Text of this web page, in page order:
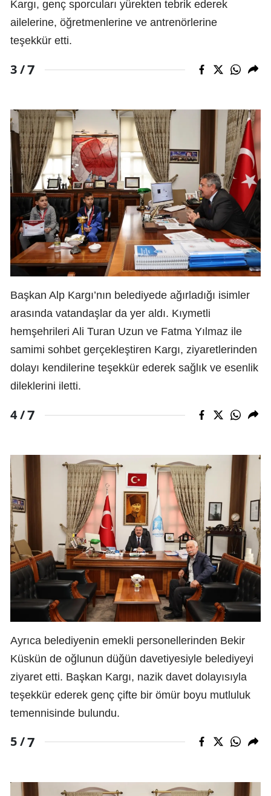
Kargı, genç sporcuları yürekten tebrik ederek
ailelerine, öğretmenlerine ve antrenörlerine
teşekkür etti.
3 /7
Başkan Alp Kargı’nın belediyede ağırladığı isimler
arasında vatandaşlar da yer aldı. Kıymetli
hemşehrileri Ali Turan Uzun ve Fatma Yılmaz ile
samimi sohbet gerçekleştiren Kargı, ziyaretlerinden
dolayı kendilerine teşekkür ederek sağlık ve esenlik
dileklerini iletti.
4 /7
Ayrıca belediyenin emekli personellerinden Bekir
Küskün de oğlunun düğün davetiyesiyle belediyeyi
ziyaret etti. Başkan Kargı, nazik davet dolayısıyla
teşekkür ederek genç çifte bir ömür boyu mutluluk
temennisinde bulundu.
5 /7